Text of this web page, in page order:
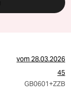
vom28.03.2026
45
GB0601+ZZB